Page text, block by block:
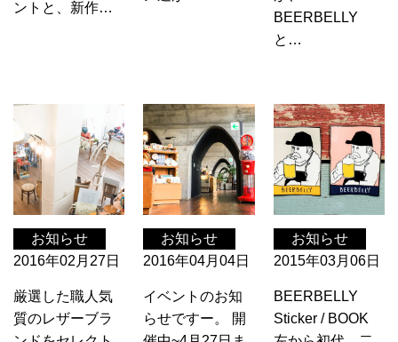
ントと、新作…
BEERBELLY
と…
お知らせ
2016年02月27日
厳選した職人気
質のレザーブラ
お知らせ
2016年04月04日
イベントのお知
らせですー。 開
お知らせ
2015年03月06日
BEERBELLY
Sticker / BOOK